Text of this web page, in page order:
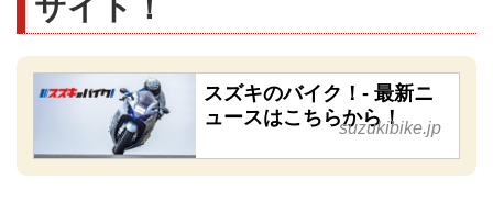
サイト！
スズキのバイク！- 最新ニ
ュースはこちらから！
suzukibike.jp